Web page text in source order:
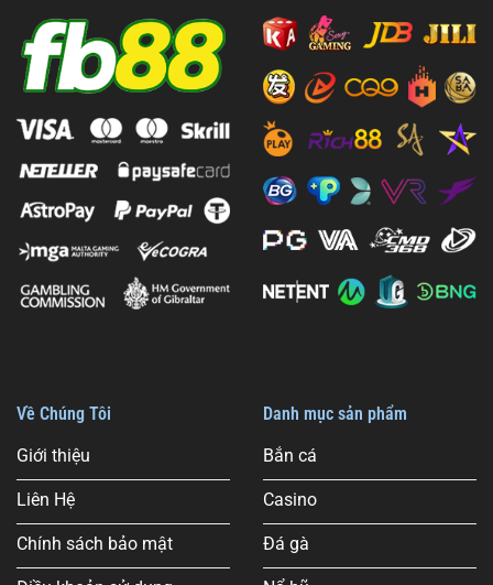
Thao
Siêu
Hấp
Dẫn
Đầu
Cho
Tín
Đồ
Tại
Nam
Về Chúng Tôi
Giới thiệu
Liên Hệ
Chính sách bảo mật
Danh mục sản phẩm
Bắn cá
Casino
Đá gà